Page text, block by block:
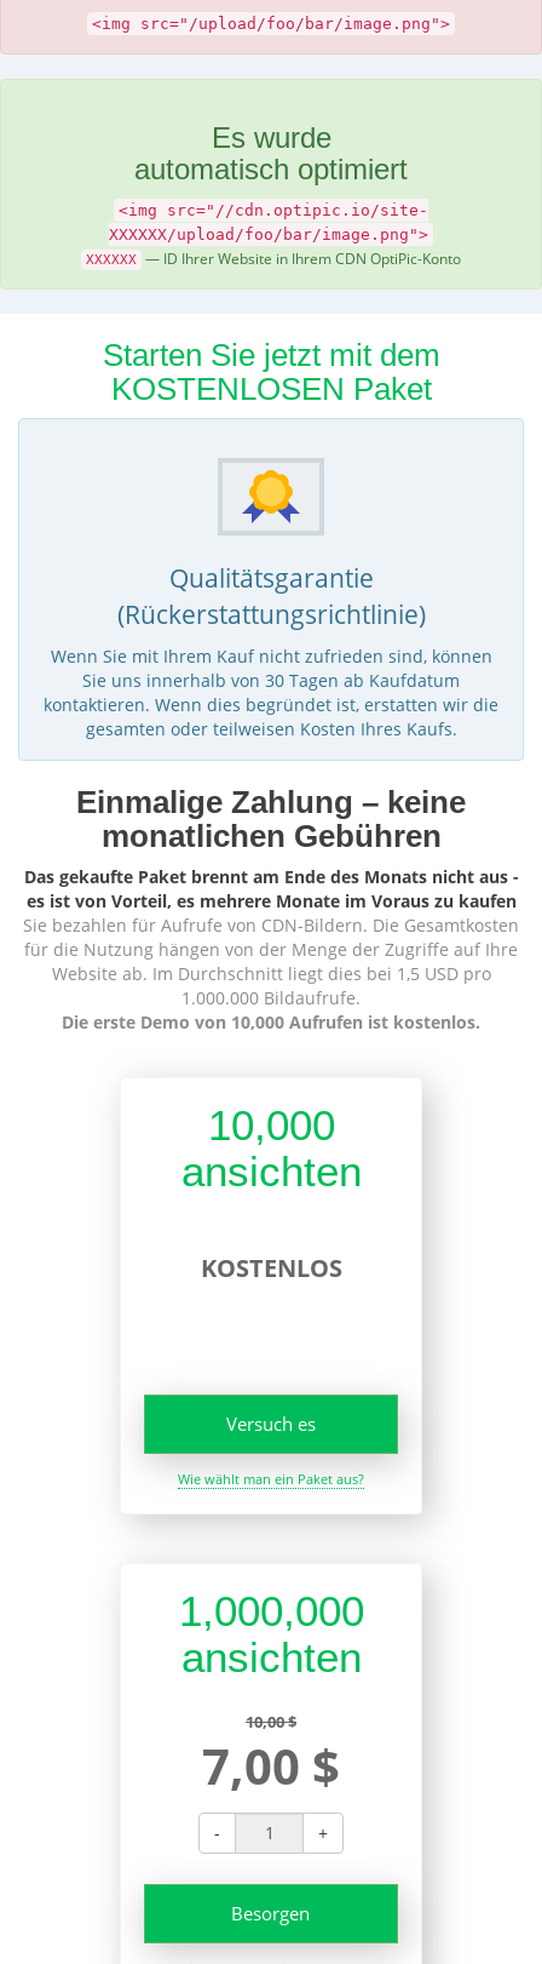
<img src="/upload/foo/bar/image.png">
Es wurde
automatisch optimiert
<img src="//cdn.optipic.io/site-
XXXXXX/upload/foo/bar/image.png">
XXXXXX — ID Ihrer Website in Ihrem CDN OptiPic-Konto
Starten Sie jetzt mit dem
KOSTENLOSEN Paket
Qualitätsgarantie
(Rückerstattungsrichtlinie)
Wenn Sie mit Ihrem Kauf nicht zufrieden sind, können
Sie uns innerhalb von 30 Tagen ab Kaufdatum
kontaktieren. Wenn dies begründet ist, erstatten wir die
gesamten oder teilweisen Kosten Ihres Kaufs.
Einmalige Zahlung – keine
monatlichen Gebühren
Das gekaufte Paket brennt am Ende des Monats nicht aus -
es ist von Vorteil, es mehrere Monate im Voraus zu kaufen
Sie bezahlen für Aufrufe von CDN-Bildern. Die Gesamtkosten
für die Nutzung hängen von der Menge der Zugriffe auf Ihre
Website ab. Im Durchschnitt liegt dies bei 1,5 USD pro
1.000.000 Bildaufrufe.
Die erste Demo von 10,000 Aufrufen ist kostenlos.
10,000
ansichten
KOSTENLOS
Versuch es
Wie wählt man ein Paket aus?
1,000,000
ansichten
10,00 $
7,00 $
- +
Besorgen